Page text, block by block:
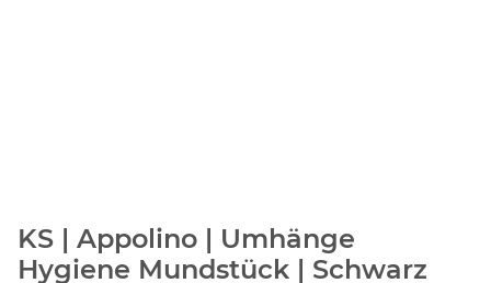
KS | Appolino | Umhänge
Hygiene Mundstück | Schwarz